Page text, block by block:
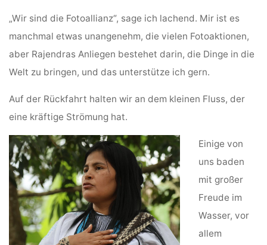
„Wir sind die Fotoallianz“, sage ich lachend. Mir ist es
manchmal etwas unangenehm, die vielen Fotoaktionen,
aber Rajendras Anliegen bestehet darin, die Dinge in die
Welt zu bringen, und das unterstütze ich gern.
Auf der Rückfahrt halten wir an dem kleinen Fluss, der
eine kräftige Strömung hat.
Einige von
uns baden
mit großer
Freude im
Wasser, vor
allem